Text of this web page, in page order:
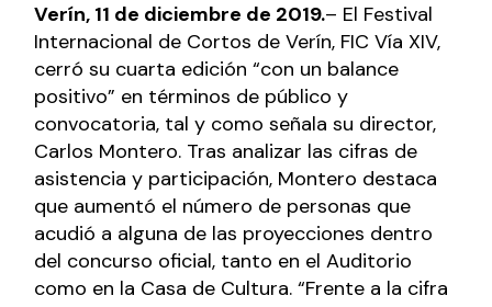
Verín, 11 de diciembre de 2019.– El Festival
Internacional de Cortos de Verín, FIC Vía XIV,
cerró su cuarta edición “con un balance
positivo” en términos de público y
convocatoria, tal y como señala su director,
Carlos Montero. Tras analizar las cifras de
asistencia y participación, Montero destaca
que aumentó el número de personas que
acudió a alguna de las proyecciones dentro
del concurso oficial, tanto en el Auditorio
como en la Casa de Cultura. “Frente a la cifra